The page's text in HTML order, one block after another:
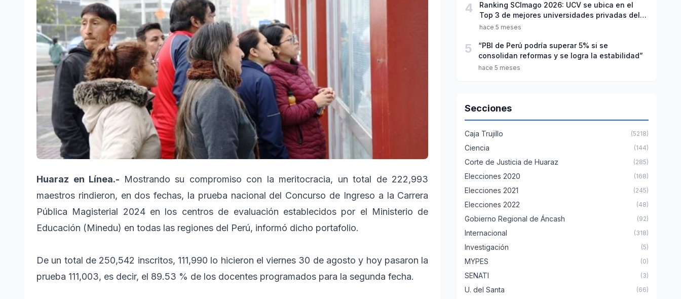
Huaraz en Línea.- Mostrando su compromiso con la meritocracia, un total de 222,993
maestros rindieron, en dos fechas, la prueba nacional del Concurso de Ingreso a la Carrera
Pública Magisterial 2024 en los centros de evaluación establecidos por el Ministerio de
Educación (Minedu) en todas las regiones del Perú, informó dicho portafolio.
De un total de 250,542 inscritos, 111,990 lo hicieron el viernes 30 de agosto y hoy pasaron la
prueba 111,003, es decir, el 89.53 % de los docentes programados para la segunda fecha.
4
Ranking SCImago 2026: UCV se ubica en el
Top 3 de mejores universidades privadas del
Perú
hace 5 meses
5
“PBI de Perú podría superar 5% si se
consolidan reformas y se logra la estabilidad”
hace 5 meses
Secciones
Caja Trujillo (5218)
Ciencia (144)
Corte de Justicia de Huaraz (285)
Elecciones 2020 (168)
Elecciones 2021 (245)
Elecciones 2022 (48)
Gobierno Regional de Áncash (92)
Internacional (318)
Investigación (5)
MYPES (0)
SENATI (3)
U. del Santa (66)